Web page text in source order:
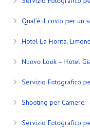
Qual’è il costo per un
Hotel La Fiorita,
Nuovo Look – Hotel
Servizio Fotografico
Shooting per Camere
Servizio Fotografico